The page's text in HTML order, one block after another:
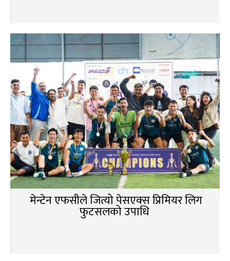
मेन्टेन एफसीले जित्यो पेसएक्स प्रिमियर लिग
फुटसलको उपाधि